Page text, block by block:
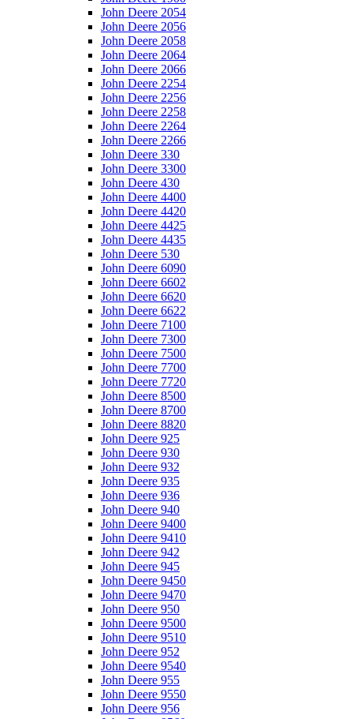
John Deere 2054
John Deere 2056
John Deere 2058
John Deere 2064
John Deere 2066
John Deere 2254
John Deere 2256
John Deere 2258
John Deere 2264
John Deere 2266
John Deere 330
John Deere 3300
John Deere 430
John Deere 4400
John Deere 4420
John Deere 4425
John Deere 4435
John Deere 530
John Deere 6090
John Deere 6602
John Deere 6620
John Deere 6622
John Deere 7100
John Deere 7300
John Deere 7500
John Deere 7700
John Deere 7720
John Deere 8500
John Deere 8700
John Deere 8820
John Deere 925
John Deere 930
John Deere 932
John Deere 935
John Deere 936
John Deere 940
John Deere 9400
John Deere 9410
John Deere 942
John Deere 945
John Deere 9450
John Deere 9470
John Deere 950
John Deere 9500
John Deere 9510
John Deere 952
John Deere 9540
John Deere 955
John Deere 9550
John Deere 956